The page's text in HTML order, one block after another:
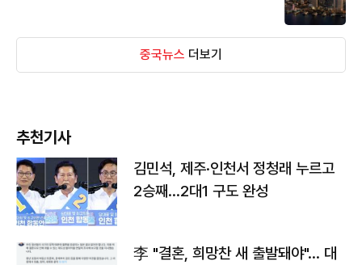
중국뉴스 더보기
추천기사
김민석, 제주·인천서 정청래 누르고
2승째…2대1 구도 완성
李 "결혼, 희망찬 새 출발돼야"… 대